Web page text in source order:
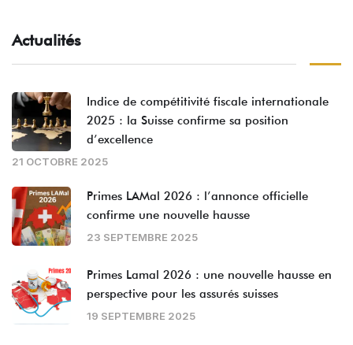
Actualités
Indice de compétitivité fiscale internationale
2025 : la Suisse confirme sa position
d’excellence
21 OCTOBRE 2025
Primes LAMal 2026 : l’annonce officielle
confirme une nouvelle hausse
23 SEPTEMBRE 2025
Primes Lamal 2026 : une nouvelle hausse en
perspective pour les assurés suisses
19 SEPTEMBRE 2025